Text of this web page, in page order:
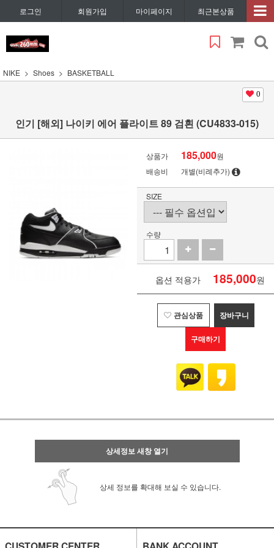
로그인 회원가입 마이페이지 최근본상품
NIKE Shoes BASKETBALL
0
인기 [해외] 나이키 에어 플라이트 89 검흰 (CU4833-015)
상품가 185,000원
배송비
개별(비례추가)
SIZE
수량
옵션 적용가 185,000원
관심상품 장바구니
구매하기
상세정보 새창 열기
상세 정보를 확대해 보실 수 있습니다.